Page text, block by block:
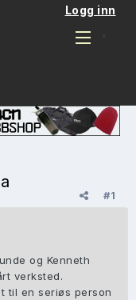
Logg inn
#1
og Kenneth
verksted.
til en seriøs person